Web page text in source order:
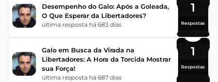
Desempenho do Galo: Após a Goleada,
O Que Esperar da Libertadores?
última resposta há 683 dias
1
Respostas
Galo em Busca da Virada na
Libertadores: A Hora da Torcida Mostrar
sua Força!
última resposta há 687 dias
1
Respostas